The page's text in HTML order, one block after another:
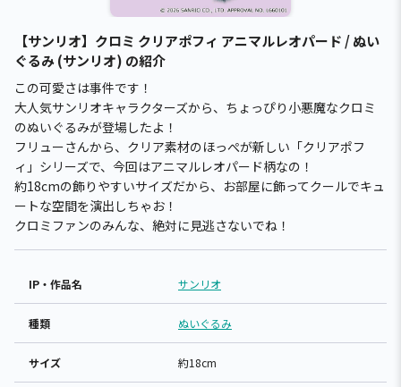
【サンリオ】クロミ クリアポフィ アニマルレオパード / ぬい
ぐるみ (サンリオ) の紹介
この可愛さは事件です！
大人気サンリオキャラクターズから、ちょっぴり小悪魔なクロミ
のぬいぐるみが登場したよ！
フリューさんから、クリア素材のほっぺが新しい「クリアポフ
ィ」シリーズで、今回はアニマルレオパード柄なの！
約18cmの飾りやすいサイズだから、お部屋に飾ってクールでキュ
ートな空間を演出しちゃお！
クロミファンのみんな、絶対に見逃さないでね！
IP・作品名 サンリオ
種類 ぬいぐるみ
サイズ 約18cm